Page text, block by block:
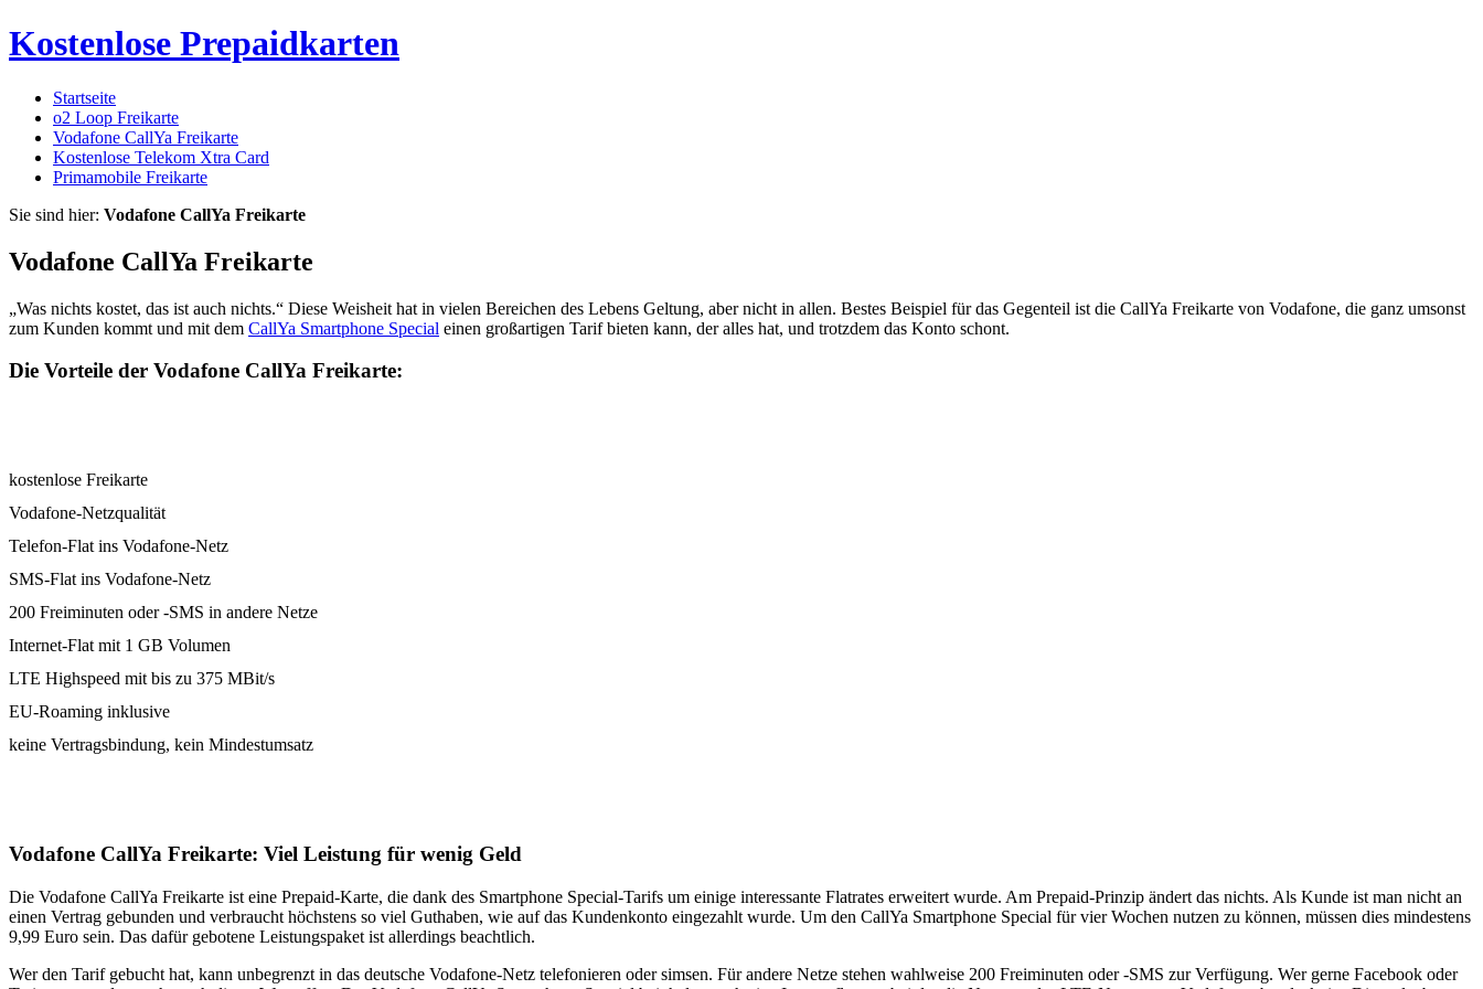
Kostenlose Prepaidkarten
Startseite
o2 Loop Freikarte
Vodafone CallYa Freikarte
Kostenlose Telekom Xtra Card
Primamobile Freikarte
Sie sind hier: Vodafone CallYa Freikarte
Vodafone CallYa Freikarte
„Was nichts kostet, das ist auch nichts.“ Diese Weisheit hat in vielen Bereichen des Lebens Geltung, aber nicht in allen. Bestes Beispiel für das Gegenteil ist die CallYa Freikarte von Vodafone, die ganz umsonst
zum Kunden kommt und mit dem CallYa Smartphone Special einen großartigen Tarif bieten kann, der alles hat, und trotzdem das Konto schont.
Die Vorteile der Vodafone CallYa Freikarte:
kostenlose Freikarte
Vodafone-Netzqualität
Telefon-Flat ins Vodafone-Netz
SMS-Flat ins Vodafone-Netz
200 Freiminuten oder -SMS in andere Netze
Internet-Flat mit 1 GB Volumen
LTE Highspeed mit bis zu 375 MBit/s
EU-Roaming inklusive
keine Vertragsbindung, kein Mindestumsatz
Vodafone CallYa Freikarte: Viel Leistung für wenig Geld
Die Vodafone CallYa Freikarte ist eine Prepaid-Karte, die dank des Smartphone Special-Tarifs um einige interessante Flatrates erweitert wurde. Am Prepaid-Prinzip ändert das nichts. Als Kunde ist man nicht an
einen Vertrag gebunden und verbraucht höchstens so viel Guthaben, wie auf das Kundenkonto eingezahlt wurde. Um den CallYa Smartphone Special für vier Wochen nutzen zu können, müssen dies mindestens
9,99 Euro sein. Das dafür gebotene Leistungspaket ist allerdings beachtlich.
Wer den Tarif gebucht hat, kann unbegrenzt in das deutsche Vodafone-Netz telefonieren oder simsen. Für andere Netze stehen wahlweise 200 Freiminuten oder -SMS zur Verfügung. Wer gerne Facebook oder